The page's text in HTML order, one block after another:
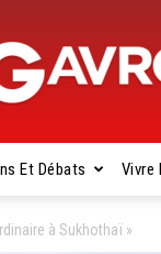
Et Débats Vivre
à Sukhothaï »